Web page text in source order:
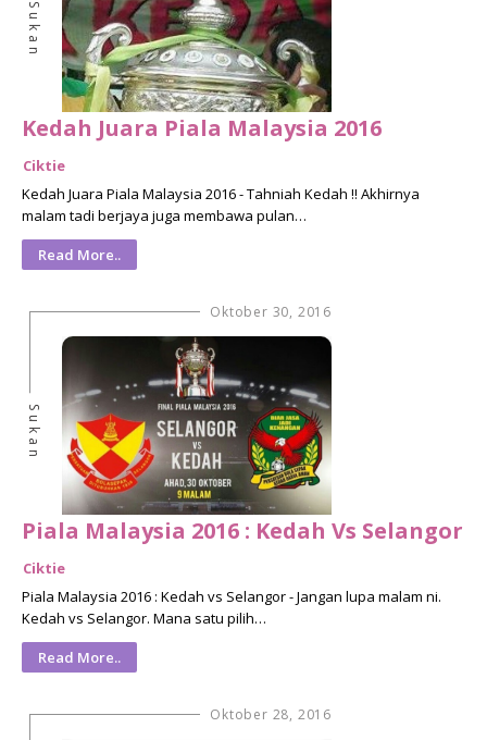
Sukan
Kedah Juara Piala Malaysia 2016
Ciktie
Kedah Juara Piala Malaysia 2016 - Tahniah Kedah !! Akhirnya
malam tadi berjaya juga membawa pulan…
Read More..
Oktober 30, 2016
Sukan
Piala Malaysia 2016 : Kedah Vs Selangor
Ciktie
Piala Malaysia 2016 : Kedah vs Selangor - Jangan lupa malam ni.
Kedah vs Selangor. Mana satu pilih…
Read More..
Oktober 28, 2016